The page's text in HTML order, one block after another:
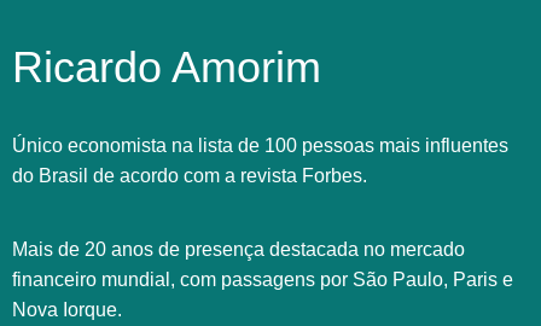
Ricardo Amorim
Único economista na lista de 100 pessoas mais influentes
do Brasil de acordo com a revista Forbes.
Mais de 20 anos de presença destacada no mercado
financeiro mundial, com passagens por São Paulo, Paris e
Nova Iorque.